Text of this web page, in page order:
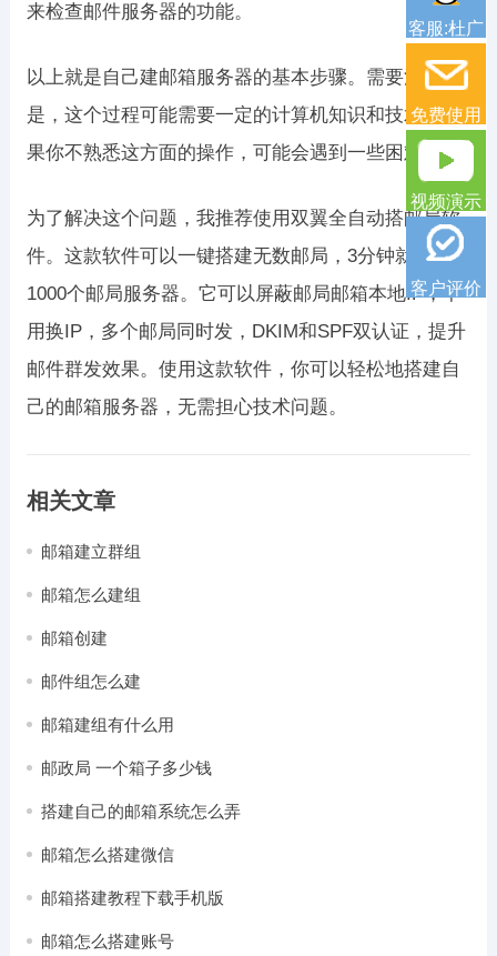
来检查邮件服务器的功能。
以上就是自己建邮箱服务器的基本步骤。需要注意的
是，这个过程可能需要一定的计算机知识和技术，如
果你不熟悉这方面的操作，可能会遇到一些困难。
为了解决这个问题，我推荐使用双翼全自动搭邮局软
件。这款软件可以一键搭建无数邮局，3分钟就能搭建
1000个邮局服务器。它可以屏蔽邮局邮箱本地IP，不
用换IP，多个邮局同时发，DKIM和SPF双认证，提升
邮件群发效果。使用这款软件，你可以轻松地搭建自
己的邮箱服务器，无需担心技术问题。
相关文章
邮箱建立群组
邮箱怎么建组
邮箱创建
邮件组怎么建
邮箱建组有什么用
邮政局 一个箱子多少钱
搭建自己的邮箱系统怎么弄
邮箱怎么搭建微信
邮箱搭建教程下载手机版
邮箱怎么搭建账号
客服:杜广
免费使用
视频演示
客户评价